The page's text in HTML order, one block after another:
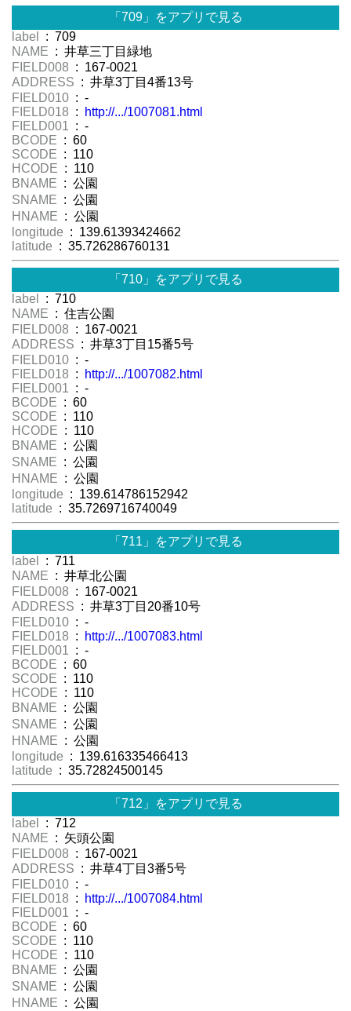
「709」をアプリで見る
label
: 709
NAME : 井草三丁目緑地
FIELD008 : 167-0021
ADDRESS : 井草3丁目4番13号
FIELD010 : -
FIELD018 :
http://.../1007081.html
FIELD001 : -
BCODE : 60
SCODE : 110
HCODE : 110
BNAME : 公園
SNAME : 公園
HNAME : 公園
longitude : 139.61393424662
latitude : 35.726286760131
「710」をアプリで見る
label
: 710
NAME : 住吉公園
FIELD008 : 167-0021
ADDRESS : 井草3丁目15番5号
FIELD010 : -
FIELD018 :
http://.../1007082.html
FIELD001 : -
BCODE : 60
SCODE : 110
HCODE : 110
BNAME : 公園
SNAME : 公園
HNAME : 公園
longitude : 139.614786152942
latitude : 35.7269716740049
「711」をアプリで見る
label
: 711
NAME : 井草北公園
FIELD008 : 167-0021
ADDRESS : 井草3丁目20番10号
FIELD010 : -
FIELD018 :
http://.../1007083.html
FIELD001 : -
BCODE : 60
SCODE : 110
HCODE : 110
BNAME : 公園
SNAME : 公園
HNAME : 公園
longitude : 139.616335466413
latitude : 35.72824500145
「712」をアプリで見る
label
: 712
NAME : 矢頭公園
FIELD008 : 167-0021
ADDRESS : 井草4丁目3番5号
FIELD010 : -
FIELD018 :
http://.../1007084.html
FIELD001 : -
BCODE : 60
SCODE : 110
HCODE : 110
BNAME : 公園
SNAME : 公園
HNAME : 公園